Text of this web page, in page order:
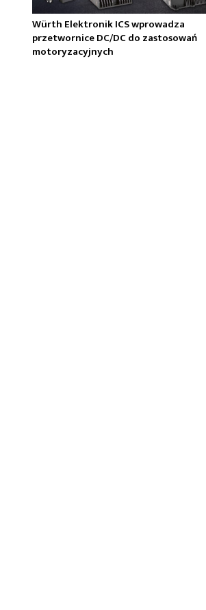
Würth Elektronik ICS wprowadza
przetwornice DC/DC do zastosowań
motoryzacyjnych